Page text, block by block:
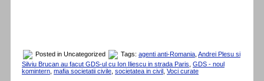
Posted in Uncategorized Tags: agenti anti-Romania Andrei Plesu si
Silviu Brucan au facut GDS-ul cu Ion Iliescu in strada Paris GDS - noul
komintern mafia societatii civile societatea in civil Voci curate